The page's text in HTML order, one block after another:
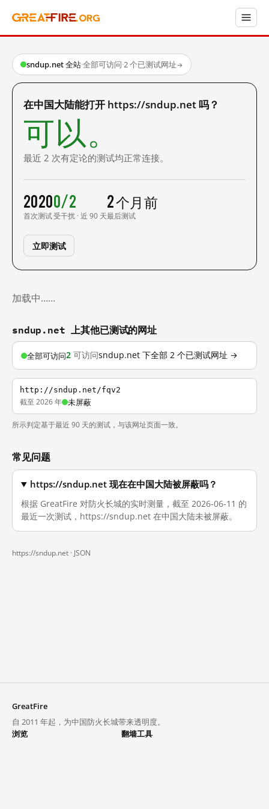
sndup.net 全站·全部可访问·2 个已测试网址→
在中国大陆能打开 https://sndup.net 吗？
可以。
最近 2 次有定论的测试均正常连接。
2020
首次测试
0/2
受干扰 · 近 90 天
2 个月前
最后测试
立即测试
加载中……
sndup.net 上其他已测试的网址
全部可访问2 可访问sndup.net 下全部 2 个已测试网址 →
http://sndup.net/fqv2
截至 2026 年 未屏蔽
所示判定基于最近 90 天的测试，与该网址页面一致。
常见问题
https://sndup.net 现在在中国大陆被屏蔽吗？
根据 GreatFire 对防火长城的实时测量，截至 2026-06-11 的
最近一次测试，https://sndup.net 在中国大陆未被屏蔽。
https://sndup.net · JSON
GreatFire
自 2011 年起，为中国防火长城带来透明度。
浏览
翻墙工具